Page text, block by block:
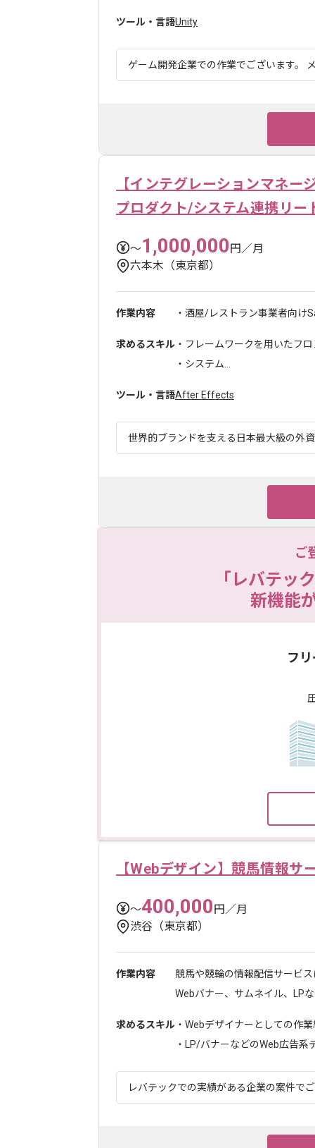
ツール・言語Unity
ゲーム開発企業での作業でございます。
【インテグレーションマネ
プロダクト/システム連携リー
〜1,000,000円／月
六本木（東京都）
作業内容 ・酒屋/レストラン事業者向け
求めるスキル ・フレームワークを用いたフ
・システム...
ツール・言語After Effects
世界的ブランドを支える日本最大級の外
ご
「レバテッ
新機能
フ
【Webデザイン】競馬情報サ
〜400,000円／月
渋谷（東京都）
作業内容
競馬や競輪の情報配信サービ
Webバナー、サムネイル、LPな
求めるスキル ・Webデザイナーとしての作
・LP/バナーなどのWeb広告系
レバテックでの実績がある企業の案件で